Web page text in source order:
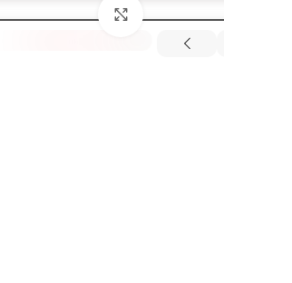
برای بزرگنمایی کلیک کنید